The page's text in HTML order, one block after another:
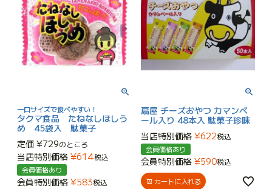
一口サイズで食べやすい！
タクマ食品 たねなしほしう
め 45袋入 駄菓子
定価 ¥729のところ
当店特別価格 ¥614税込
会員価格あり
会員特別価格 ¥583税込
扇屋 チーズおやつ カマンベ
ール入り 48本入 駄菓子珍味
当店特別価格 ¥622税込
会員価格あり
会員特別価格 ¥590税込
カートに入れる